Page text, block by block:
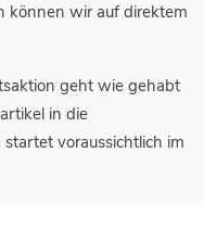
können wir auf direktem
geht wie gehabt
in die
voraussichtlich im